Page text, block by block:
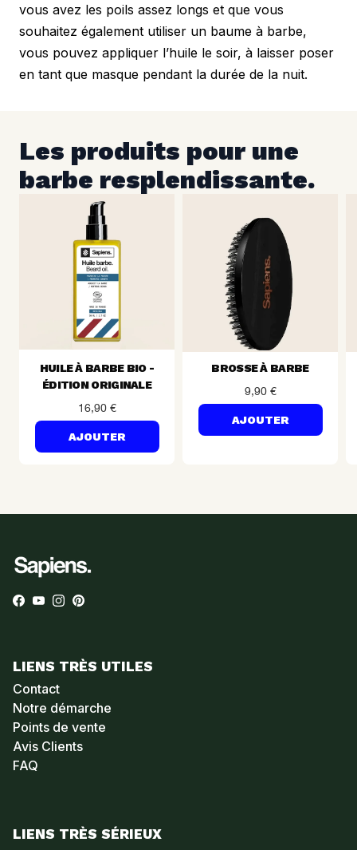
vous avez les poils assez longs et que vous
souhaitez également utiliser un baume à barbe,
vous pouvez appliquer l’huile le soir, à laisser poser
en tant que masque pendant la durée de la nuit.
Les produits pour une
barbe resplendissante.
HUILE À BARBE BIO -
ÉDITION ORIGINALE
16,90 €
AJOUTER
BROSSE À BARBE
9,90 €
AJOUTER
Facebook
YouTube
Instagram
Pinterest
LIENS TRÈS UTILES
Contact
Notre démarche
Points de vente
Avis Clients
FAQ
LIENS TRÈS SÉRIEUX